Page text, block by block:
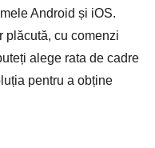
Android și iOS.
plăcută, cu comenzi
alege rata de cadre
pentru a obține